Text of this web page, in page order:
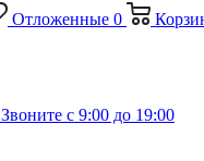
Отложенные 0
Звоните с 9:00 до 19:00